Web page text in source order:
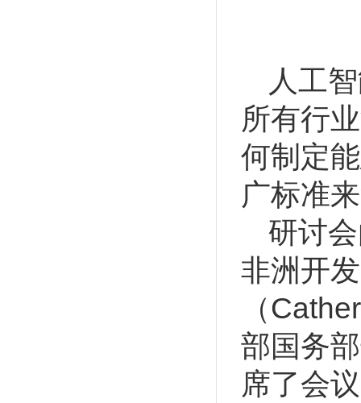
人工
所有行
何制定
广标准
研讨
非洲开
（
部国务
席了会